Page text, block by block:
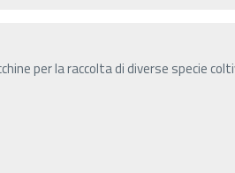
per la raccolta di diverse specie